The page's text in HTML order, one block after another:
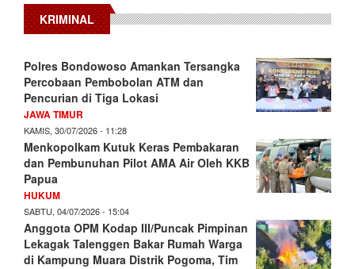
KRIMINAL
Polres Bondowoso Amankan Tersangka
Percobaan Pembobolan ATM dan
Pencurian di Tiga Lokasi
JAWA TIMUR
KAMIS, 30/07/2026 - 11:28
Menkopolkam Kutuk Keras Pembakaran
dan Pembunuhan Pilot AMA Air Oleh KKB
Papua
HUKUM
SABTU, 04/07/2026 - 15:04
Anggota OPM Kodap III/Puncak Pimpinan
Lekagak Talenggen Bakar Rumah Warga
di Kampung Muara Distrik Pogoma, Tim